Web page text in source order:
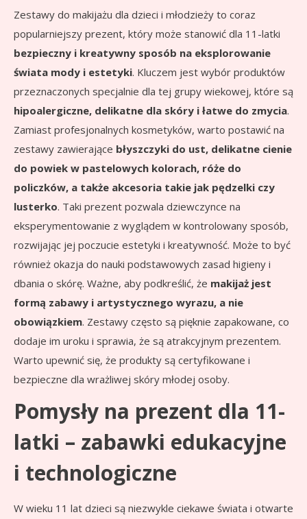
Zestawy do makijażu dla dzieci i młodzieży to coraz
popularniejszy prezent, który może stanowić dla 11-latki
bezpieczny i kreatywny sposób na eksplorowanie
świata mody i estetyki. Kluczem jest wybór produktów
przeznaczonych specjalnie dla tej grupy wiekowej, które są
hipoalergiczne, delikatne dla skóry i łatwe do zmycia.
Zamiast profesjonalnych kosmetyków, warto postawić na
zestawy zawierające błyszczyki do ust, delikatne cienie
do powiek w pastelowych kolorach, róże do
policzków, a także akcesoria takie jak pędzelki czy
lusterko. Taki prezent pozwala dziewczynce na
eksperymentowanie z wyglądem w kontrolowany sposób,
rozwijając jej poczucie estetyki i kreatywność. Może to być
również okazja do nauki podstawowych zasad higieny i
dbania o skórę. Ważne, aby podkreślić, że makijaż jest
formą zabawy i artystycznego wyrazu, a nie
obowiązkiem. Zestawy często są pięknie zapakowane, co
dodaje im uroku i sprawia, że są atrakcyjnym prezentem.
Warto upewnić się, że produkty są certyfikowane i
bezpieczne dla wrażliwej skóry młodej osoby.
Pomysły na prezent dla 11-
latki – zabawki edukacyjne
i technologiczne
W wieku 11 lat dzieci są niezwykle ciekawe świata i otwarte